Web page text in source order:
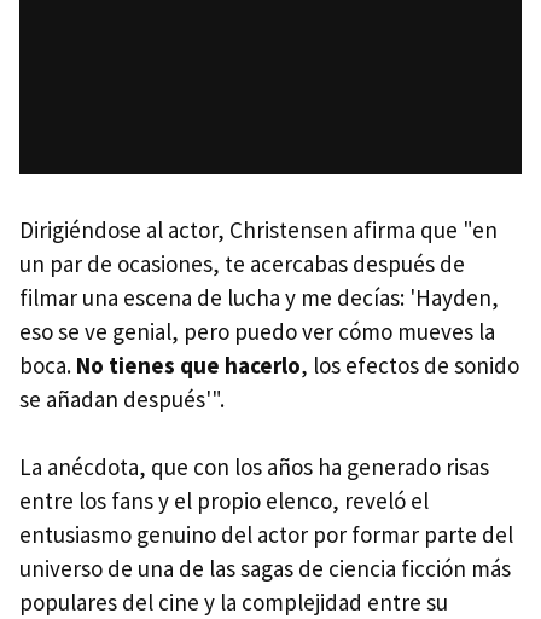
Dirigiéndose al actor, Christensen afirma que "en
un par de ocasiones, te acercabas después de
filmar una escena de lucha y me decías: 'Hayden,
eso se ve genial, pero puedo ver cómo mueves la
boca. No tienes que hacerlo, los efectos de sonido
se añadan después'".
La anécdota, que con los años ha generado risas
entre los fans y el propio elenco, reveló el
entusiasmo genuino del actor por formar parte del
universo de una de las sagas de ciencia ficción más
populares del cine y la complejidad entre su